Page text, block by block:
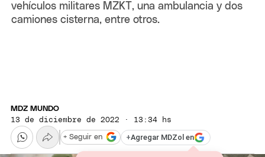
vehículos militares MZKT, una ambulancia y dos
camiones cisterna, entre otros.
MDZ MUNDO
13 de diciembre de 2022 · 13:34 hs
+Agregar MDZol en
+ Seguir en